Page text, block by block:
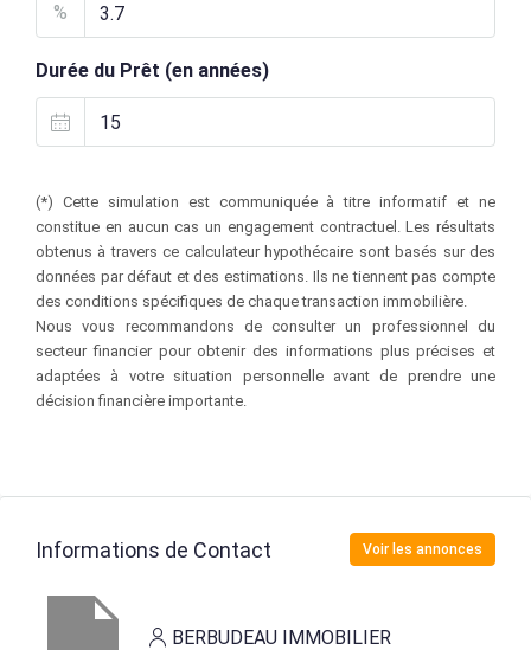
%
Durée du Prêt (en années)
(*) Cette simulation est communiquée à titre informatif et ne
constitue en aucun cas un engagement contractuel. Les résultats
obtenus à travers ce calculateur hypothécaire sont basés sur des
données par défaut et des estimations. Ils ne tiennent pas compte
des conditions spécifiques de chaque transaction immobilière.
Nous vous recommandons de consulter un professionnel du
secteur financier pour obtenir des informations plus précises et
adaptées à votre situation personnelle avant de prendre une
décision financière importante.
Informations de Contact Voir les annonces
BERBUDEAU IMMOBILIER